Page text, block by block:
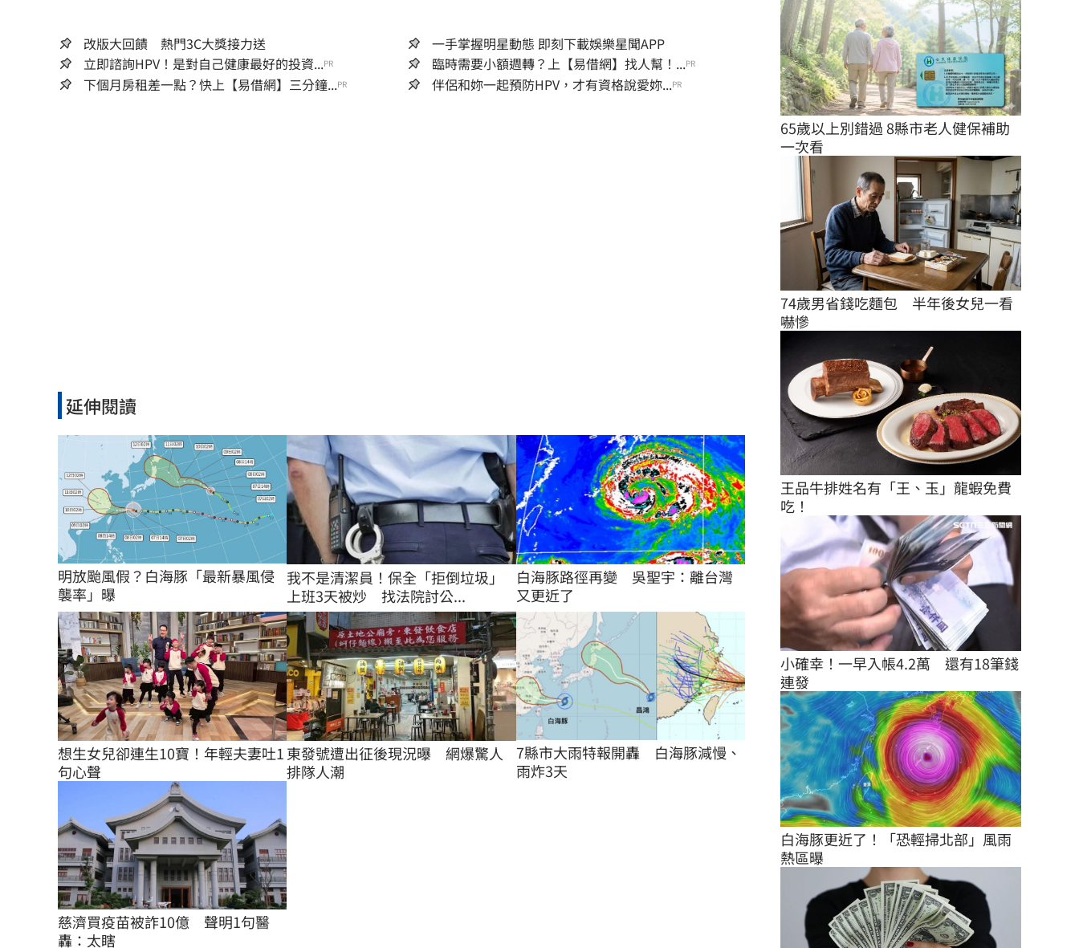
改版大回饋 熱門3C大獎接力送
一手掌握明星動態 即刻下載娛樂星聞APP
立即諮詢HPV！是對自己健康最好的投資...PR 臨時需要小額週轉？上【易借網】找人幫！...PR
下個月房租差一點？快上【易借網】三分鐘...PR 伴侶和妳一起預防HPV，才有資格說愛妳...PR
延伸閱讀
明放颱風假？白海豚「最新暴風侵
襲率」曝
我不是清潔員！保全「拒倒垃圾」
上班3天被炒 找法院討公...
白海豚路徑再變　吳聖宇：離台灣
又更近了
想生女兒卻連生10寶！年輕夫妻吐1
句心聲
東發號遭出征後現況曝　網爆驚人
排隊人潮
7縣市大雨特報開轟　白海豚減慢、
雨炸3天
慈濟買疫苗被詐10億　聲明1句醫
轟：太瞎
65歲以上別錯過 8縣市老人健保補助
一次看
74歲男省錢吃麵包　半年後女兒一看
嚇慘
王品牛排姓名有「王、玉」龍蝦免費
吃！
小確幸！一早入帳4.2萬　還有18筆錢
連發
白海豚更近了！「恐輕掃北部」風雨
熱區曝